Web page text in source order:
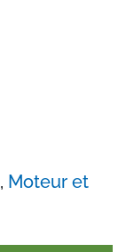
, Moteur et